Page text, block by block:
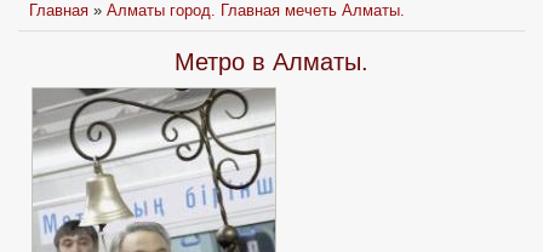
Главная »Алматы город. Главная мечеть Алматы.
Метро в Алматы.